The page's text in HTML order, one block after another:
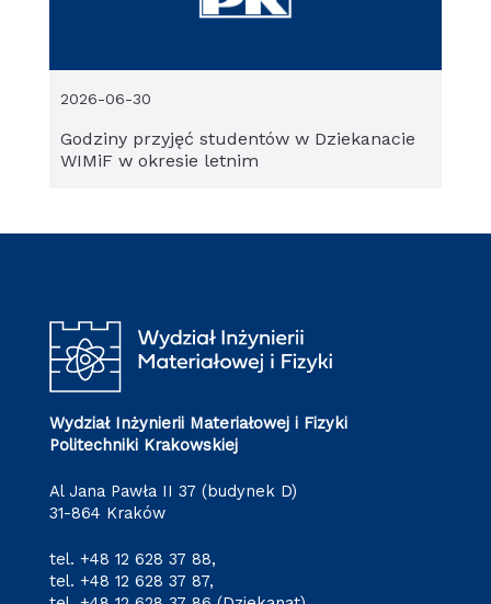
Godziny przyjęć studentów w Dziekanacie
WIMiF w okresie letnim
2026-06-30
Wydział Inżynierii Materiałowej i Fizyki
Politechniki Krakowskiej
Al Jana Pawła II 37 (budynek D)
31-864 Kraków
tel. +48 12 628 37 88,
tel. +48 12 628 37 87,